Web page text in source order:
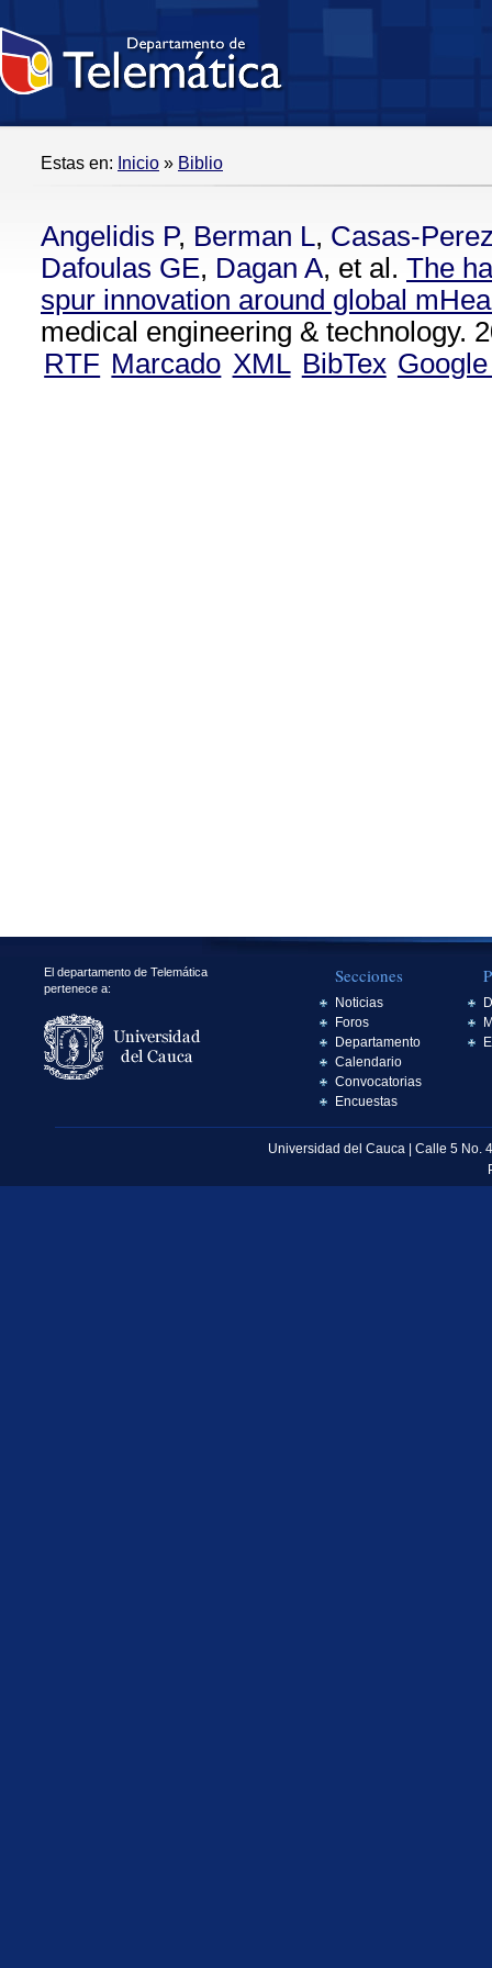
Estas en: Inicio » Biblio
Angelidis P, Berman L, Casas-
Dafoulas GE, Dagan A, et al. The
spur innovation around global
medical engineering & technology.
RTF Marcado XML BibTex
El departamento de Telemática
pertenece a:
Secciones
Noticias
Foros
Departamento
Calendario
Convocatorias
Encuestas
Universidad del Cauca | Calle 5 No.